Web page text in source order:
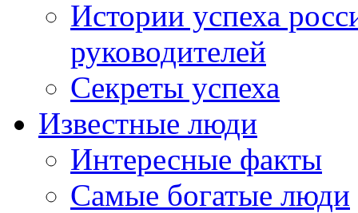
Истории успеха
руководителей
Секреты успеха
Известные люди
Интересные факты
Самые богатые люди